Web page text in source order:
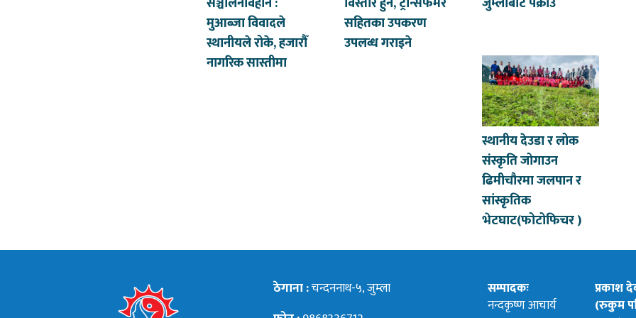
मुआब्जा विवादले
स्थानीयले रोके, हजारौँ
नागरिक सास्तीमा
सहितका उपकरण
उपलब्ध गराइने
स्थानीय देउडा र लोक
संस्कृति जोगाउन
ढिमीचौरमा जलपान र
सांस्कृतिक
भेटघाट(फोटोफिचर )
ठेगाना :चन्दननाथ-५, जुम्ला
सम्पादकः
नन्दकृष्ण आचार्य
प्रकाश
(रुकुम